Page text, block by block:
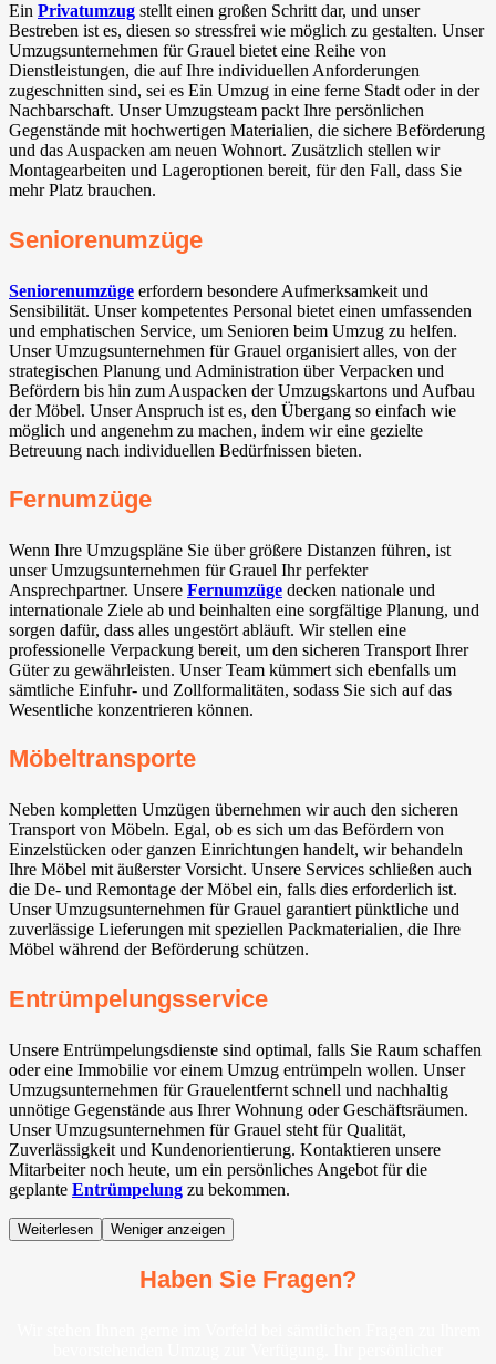
Ein Privatumzug stellt einen großen Schritt dar, und unser
Bestreben ist es, diesen so stressfrei wie möglich zu gestalten. Unser
Umzugsunternehmen für Grauel bietet eine Reihe von
Dienstleistungen, die auf Ihre individuellen Anforderungen
zugeschnitten sind, sei es Ein Umzug in eine ferne Stadt oder in der
Nachbarschaft. Unser Umzugsteam packt Ihre persönlichen
Gegenstände mit hochwertigen Materialien, die sichere Beförderung
und das Auspacken am neuen Wohnort. Zusätzlich stellen wir
Montagearbeiten und Lageroptionen bereit, für den Fall, dass Sie
mehr Platz brauchen.
Seniorenumzüge
Seniorenumzüge erfordern besondere Aufmerksamkeit und
Sensibilität. Unser kompetentes Personal bietet einen umfassenden
und emphatischen Service, um Senioren beim Umzug zu helfen.
Unser Umzugsunternehmen für Grauel organisiert alles, von der
strategischen Planung und Administration über Verpacken und
Befördern bis hin zum Auspacken der Umzugskartons und Aufbau
der Möbel. Unser Anspruch ist es, den Übergang so einfach wie
möglich und angenehm zu machen, indem wir eine gezielte
Betreuung nach individuellen Bedürfnissen bieten.
Fernumzüge
Wenn Ihre Umzugspläne Sie über größere Distanzen führen, ist
unser Umzugsunternehmen für Grauel Ihr perfekter
Ansprechpartner. Unsere Fernumzüge decken nationale und
internationale Ziele ab und beinhalten eine sorgfältige Planung, und
sorgen dafür, dass alles ungestört abläuft. Wir stellen eine
professionelle Verpackung bereit, um den sicheren Transport Ihrer
Güter zu gewährleisten. Unser Team kümmert sich ebenfalls um
sämtliche Einfuhr- und Zollformalitäten, sodass Sie sich auf das
Wesentliche konzentrieren können.
Möbeltransporte
Neben kompletten Umzügen übernehmen wir auch den sicheren
Transport von Möbeln. Egal, ob es sich um das Befördern von
Einzelstücken oder ganzen Einrichtungen handelt, wir behandeln
Ihre Möbel mit äußerster Vorsicht. Unsere Services schließen auch
die De- und Remontage der Möbel ein, falls dies erforderlich ist.
Unser Umzugsunternehmen für Grauel garantiert pünktliche und
zuverlässige Lieferungen mit speziellen Packmaterialien, die Ihre
Möbel während der Beförderung schützen.
Entrümpelungsservice
Unsere Entrümpelungsdienste sind optimal, falls Sie Raum schaffen
oder eine Immobilie vor einem Umzug entrümpeln wollen. Unser
Umzugsunternehmen für Grauelentfernt schnell und nachhaltig
unnötige Gegenstände aus Ihrer Wohnung oder Geschäftsräumen.
Unser Umzugsunternehmen für Grauel steht für Qualität,
Zuverlässigkeit und Kundenorientierung. Kontaktieren unsere
Mitarbeiter noch heute, um ein persönliches Angebot für die
geplante Entrümpelung zu bekommen.
Weiterlesen Weniger anzeigen
Haben Sie Fragen?